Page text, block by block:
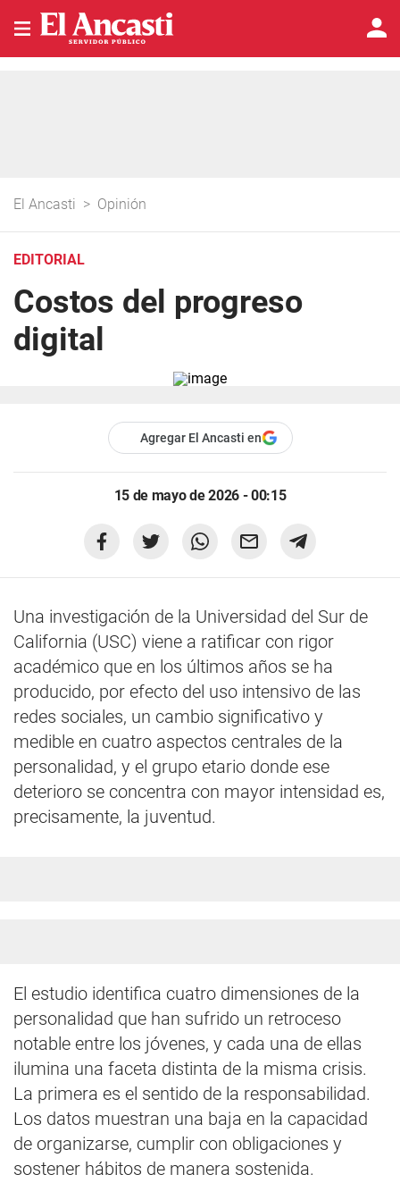
El Ancasti > Opinión
EDITORIAL
Costos del progreso
digital
Agregar El Ancasti en
15 de mayo de 2026 - 00:15
Una investigación de la Universidad del Sur de
California (USC) viene a ratificar con rigor
académico que en los últimos años se ha
producido, por efecto del uso intensivo de las
redes sociales, un cambio significativo y
medible en cuatro aspectos centrales de la
personalidad, y el grupo etario donde ese
deterioro se concentra con mayor intensidad es,
precisamente, la juventud.
El estudio identifica cuatro dimensiones de la
personalidad que han sufrido un retroceso
notable entre los jóvenes, y cada una de ellas
ilumina una faceta distinta de la misma crisis.
La primera es el sentido de la responsabilidad.
Los datos muestran una baja en la capacidad
de organizarse, cumplir con obligaciones y
sostener hábitos de manera sostenida.